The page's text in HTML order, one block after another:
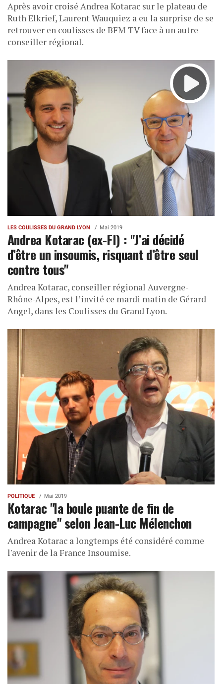
Après avoir croisé Andrea Kotarac sur le plateau de
Ruth Elkrief, Laurent Wauquiez a eu la surprise de se
retrouver en coulisses de BFM TV face à un autre
conseiller régional.
LES COULISSES DU GRAND LYON Mai 2019
Andrea Kotarac (ex-FI) : "J’ai décidé
d’être un insoumis, risquant d’être seul
contre tous"
Andrea Kotarac, conseiller régional Auvergne-
Rhône-Alpes, est l’invité ce mardi matin de Gérard
Angel, dans les Coulisses du Grand Lyon.
POLITIQUE Mai 2019
Kotarac "la boule puante de fin de
campagne" selon Jean-Luc Mélenchon
Andrea Kotarac a longtemps été considéré comme
l'avenir de la France Insoumise.